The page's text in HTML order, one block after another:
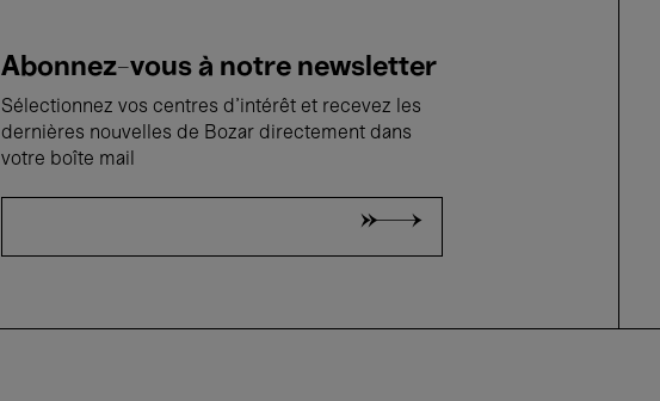
Abonnez-vous à notre newsletter
Sélectionnez vos centres d'intérêt et recevez les
dernières nouvelles de Bozar directement dans
votre boîte mail